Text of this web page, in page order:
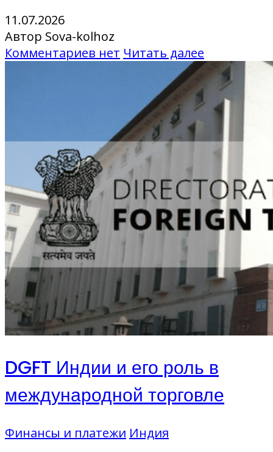
11.07.2026
Автор Sova-kolhoz
Комментариев нет Читать далее
DGFT Индии и его роль в
международной торговле
Финансы и платежи Индия